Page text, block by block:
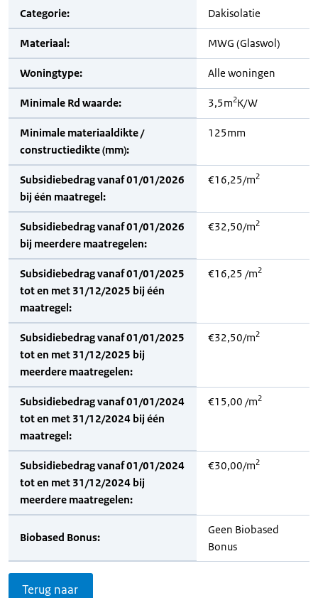
Categorie: Dakisolatie
Materiaal: MWG (Glaswol)
Woningtype: Alle woningen
Minimale Rd waarde: 3,5m2K/W
Minimale materiaaldikte /
constructiedikte (mm):
125mm
Subsidiebedrag vanaf 01/01/2026
bij één maatregel:
€16,25/m2
Subsidiebedrag vanaf 01/01/2026
bij meerdere maatregelen:
€32,50/m2
Subsidiebedrag vanaf 01/01/2025
tot en met 31/12/2025 bij één
maatregel:
€16,25 /m2
Subsidiebedrag vanaf 01/01/2025
tot en met 31/12/2025 bij
meerdere maatregelen:
€32,50/m2
Subsidiebedrag vanaf 01/01/2024
tot en met 31/12/2024 bij één
maatregel:
€15,00 /m2
Subsidiebedrag vanaf 01/01/2024
tot en met 31/12/2024 bij
meerdere maatregelen:
€30,00/m2
Biobased Bonus:
Geen Biobased
Bonus
Terug naar